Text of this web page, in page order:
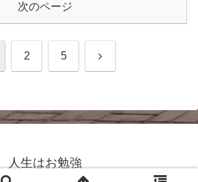
次のページ
2 5 次
人生はお勉強